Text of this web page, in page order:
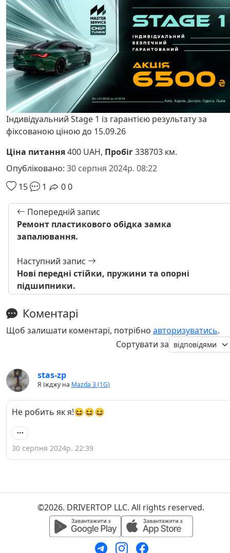
Індивідуальний Stage 1 із гарантією результату за
фіксованою ціною до 15.09.26
Ціна питання400 UAH, Пробіг338703 км.
Опубліковано: 30 серпня 2024р. 08:22
15
1 00
Попередній запис
Ремонт пластикового обідка замка
запалювання.
Наступний запис
Нові передні стійки, пружини та опорні
підшипники.
Коментарі
Щоб залишати коментарі, потрібно авторизуватись.
Сортувати за
stas-zp
Я їжджу на Mazda 3 (1G)
Не робить як я!😆😆😆
30 серпня 2024р. 22:39
©2026. DRIVERTOP LLC. All rights reserved.